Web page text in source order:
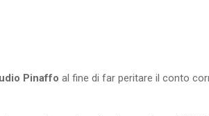
Pinaffo al fine di far peritare il conto